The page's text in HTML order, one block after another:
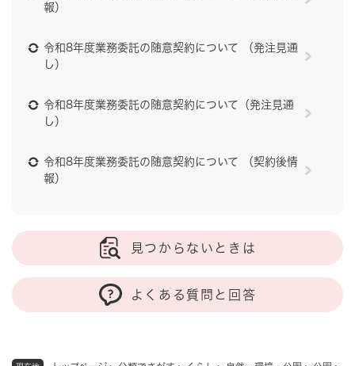
報）
令和8年度業務委託の随意契約について （発注見通
し）
令和8年度業務委託の随意契約について（発注見通
し）
令和8年度業務委託の随意契約について （契約後情
報）
見つからないときは
よくある質問と回答